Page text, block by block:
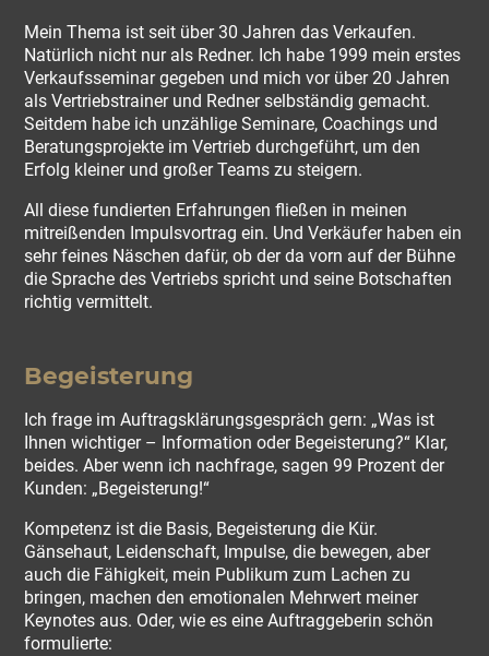
Mein Thema ist seit über 30 Jahren das Verkaufen.
Natürlich nicht nur als Redner. Ich habe 1999 mein erstes
Verkaufsseminar gegeben und mich vor über 20 Jahren
als Vertriebstrainer und Redner selbständig gemacht.
Seitdem habe ich unzählige Seminare, Coachings und
Beratungsprojekte im Vertrieb durchgeführt, um den
Erfolg kleiner und großer Teams zu steigern.
All diese fundierten Erfahrungen fließen in meinen
mitreißenden Impulsvortrag ein. Und Verkäufer haben ein
sehr feines Näschen dafür, ob der da vorn auf der Bühne
die Sprache des Vertriebs spricht und seine Botschaften
richtig vermittelt.
Begeisterung
Ich frage im Auftragsklärungsgespräch gern: „Was ist
Ihnen wichtiger – Information oder Begeisterung?“ Klar,
beides. Aber wenn ich nachfrage, sagen 99 Prozent der
Kunden: „Begeisterung!“
Kompetenz ist die Basis, Begeisterung die Kür.
Gänsehaut, Leidenschaft, Impulse, die bewegen, aber
auch die Fähigkeit, mein Publikum zum Lachen zu
bringen, machen den emotionalen Mehrwert meiner
Keynotes aus. Oder, wie es eine Auftraggeberin schön
formulierte: